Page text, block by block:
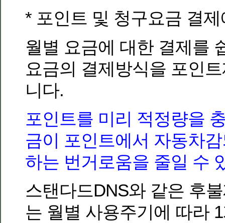
* 포인트 및 청구요금 결
월별 요금에 대한 결제를
요금의 결제방식을 포인
니다.
포인트를 미리 적정량을
금이 포인트에서 자동차
하는 번거로움을 줄일 수
스탠다드DNS와 같은 후
는 월별 사용주기에 따라